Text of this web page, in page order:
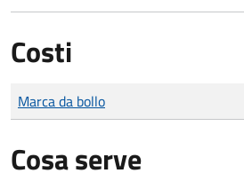
Costi
Tipo di pagamento
Importo
Marca da bollo
Cosa serve